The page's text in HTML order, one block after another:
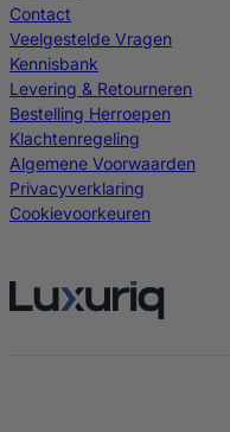
Contact
Veelgestelde Vragen
Kennisbank
Levering & Retourneren
Bestelling Herroepen
Klachtenregeling
Algemene Voorwaarden
Privacyverklaring
Cookievoorkeuren